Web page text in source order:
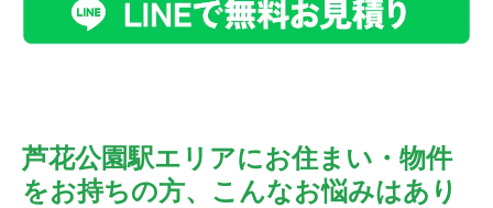
芦花公園駅エリアにお住まい・物件
をお持ちの方、こんなお悩みはあり